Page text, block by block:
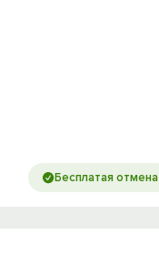
Бесплатая отмена